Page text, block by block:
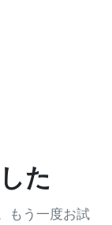
た
もう一度お試